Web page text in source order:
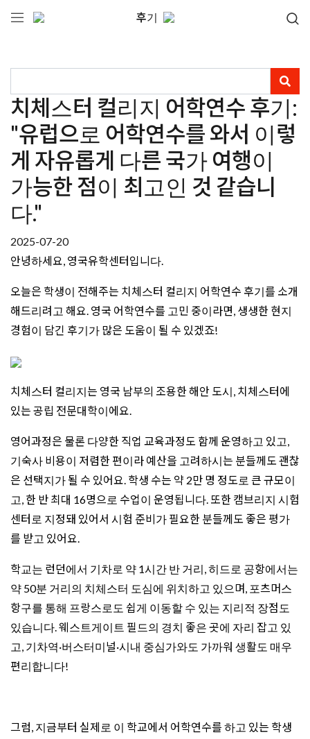
후기
치체스터 컬리지 어학연수 후기:
"유럽으로 어학연수를 와서 이렇
게 자유롭게 다른 국가 여행이
가능한 점이 최고인 것 같습니
다."
2025-07-20
안녕하세요, 영국유학센터입니다.
오늘은 학생이 전해주는 치체스터 컬리지 어학연수 후기를 소개
해드리려고 해요. 영국 어학연수를 고민 중이라면, 생생한 현지
경험이 담긴 후기가 많은 도움이 될 수 있겠죠!
치체스터 컬리지는 영국 남부의 조용한 해안 도시, 치체스터에
있는 공립 전문대학이에요.
영어과정은 물론 다양한 직업 교육과정도 함께 운영하고 있고,
기숙사 비용이 저렴한 편이라 예산을 고려하시는 분들께도 괜찮
은 선택지가 될 수 있어요. 학생 수는 약 2만 명 정도로 큰 규모이
고, 한 반 최대 16명으로 수업이 운영됩니다. 또한 캠브리지 시험
센터로 지정돼 있어서 시험 준비가 필요한 분들께도 좋은 평가
를 받고 있어요.
학교는 런던에서 기차로 약 1시간 반 거리, 히드로 공항에서는
약 50분 거리의 치체스터 도심에 위치하고 있으며, 포츠머스
항구를 통해 프랑스로도 쉽게 이동할 수 있는 지리적 장점도
있습니다. 웨스트게이트 필드의 경치 좋은 곳에 자리 잡고 있
고, 기차역·버스터미널·시내 중심가와도 가까워 생활도 매우
편리합니다!
그럼, 지금부터 실제로 이 학교에서 어학연수를 하고 있는 학생